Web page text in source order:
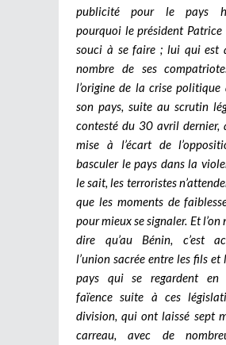
publicité pour le pays
pourquoi le président Patrice
souci à se faire ; lui qui est
nombre de ses
l’origine de la crise politique
son pays, suite au scrutin
contesté du 30 avril dernier,
mise à l’écart de
basculer le pays dans la
le sait, les terroristes
que les moments de
pour mieux se signaler. Et l’on
dire qu’au Bénin, c’est
l’union sacrée entre les fils et
pays qui se regardent en
faïence suite à ces
division, qui ont laissé sept
carreau, avec de